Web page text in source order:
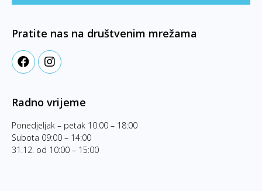
Pratite nas na društvenim mrežama
Radno vrijeme
Ponedjeljak – petak 10:00 – 18:00
Subota 09:00 – 14:00
31.12. od 10:00 – 15:00